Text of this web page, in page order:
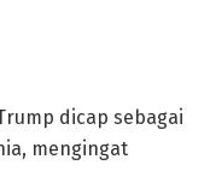
dicap sebagai
mengingat